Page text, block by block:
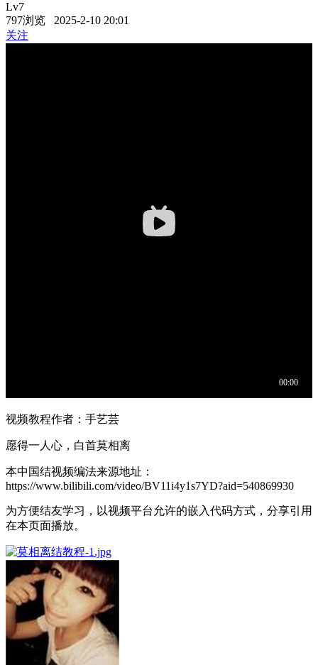
Lv7
797浏览 2025-2-10 20:01
关注
视频教程作者：手艺芸
愿得一人心，白首莫相离
本中国结视频编法来源地址：
https://www.bilibili.com/video/BV11i4y1s7YD?aid=540869930
为方便结友学习，以视频平台允许的嵌入代码方式，分享引用
在本页面播放。